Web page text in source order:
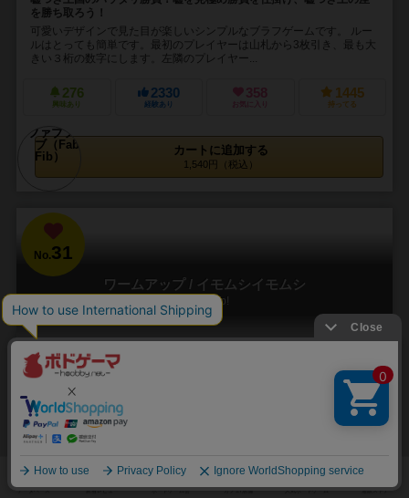
を勝ち取ろう！
可愛いデザインで見た目が楽しいシンプルなブラフゲームです。 ルー
ルはとっても簡単です。最初のプレイヤーは山札から3枚引き、最も大
きい３桁の数字にします。左隣のプレイヤー...
276
興味あり
2330
経験あり
358
お気に入り
1445
持ってる
カートに追加する
1,540円（税込）
No.31
ワームアップ / イモムシイモムシ
Worm Up!
ゆっくりなのに先の読めない激しいイモムシレース！
自分のイモムシ（7個の丸いコマをくっつけた）を1位でゴールさせる
読み合いが熱いパーティゲームです。 ①①①...